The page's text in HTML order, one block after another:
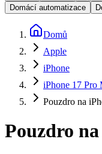
Domácí automatizace
Domů
Apple
iPhone
iPhone 17 Pro
Pouzdro na
Pouzdro